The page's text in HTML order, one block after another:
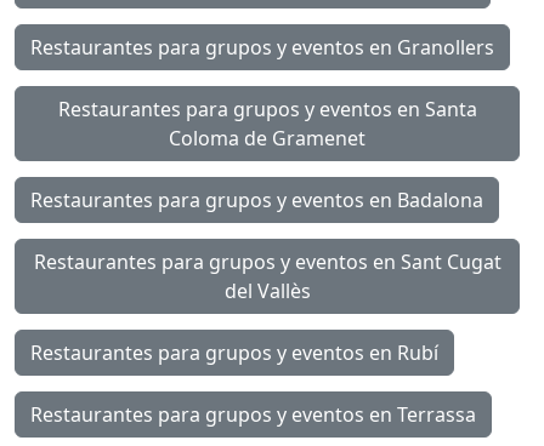
Restaurantes para grupos y eventos en Granollers
Restaurantes para grupos y eventos en Santa
Coloma de Gramenet
Restaurantes para grupos y eventos en Badalona
Restaurantes para grupos y eventos en Sant Cugat
del Vallès
Restaurantes para grupos y eventos en Rubí
Restaurantes para grupos y eventos en Terrassa